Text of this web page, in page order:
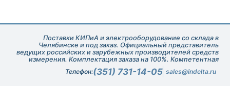
Поставки КИПиА и электрооборудование со склада в
Челябинске и под заказ. Официальный представитель
ведущих российских и зарубежных производителей средств
измерения. Комплектация заказа на 100%. Компетентная
техническая поддержка при подборе оборудования.
Телефон:(351) 731-14-05 sales@indelta.ru